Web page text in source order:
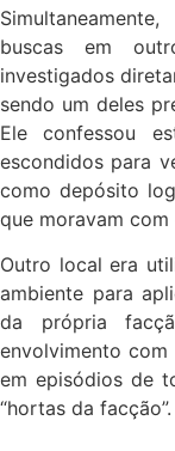
buscas em
investigados
sendo um deles
Ele confessou
escondidos para
como depósito
que moravam
Outro local era
ambiente para
da própria
envolvimento
em episódios de
“hortas da facção”.